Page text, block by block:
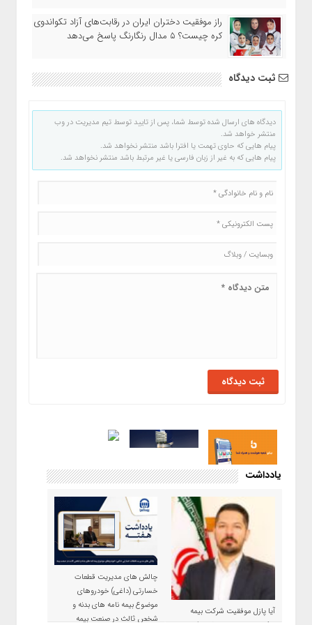
راز موفقیت دختران ایران در رقابت‌های آزاد تکواندوی
کره چیست؟ ۵ مدال رنگارنگ پاسخ می‌دهد
ثبت دیدگاه
دیدگاه های ارسال شده توسط شما، پس از تایید توسط تیم مدیریت در وب
منتشر خواهد شد.
پیام هایی که حاوی تهمت یا افترا باشد منتشر نخواهد شد.
پیام هایی که به غیر از زبان فارسی یا غیر مرتبط باشد منتشر نخواهد شد.
یادداشت
آیا پازل موفقیت شرکت بیمه
چالش های مدیریت قطعات
خسارتی (داغی) خودروهای
موضوع بیمه نامه های بدنه و
شخص ثالث در صنعت بیمه